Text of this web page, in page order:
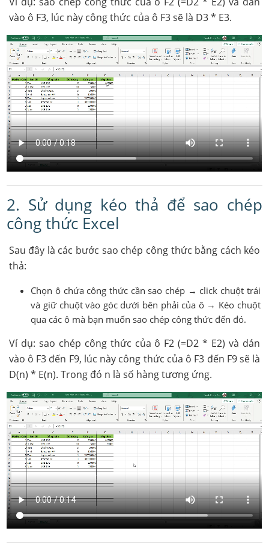
vào ô F3, lúc này công thức của ô F3 sẽ là D3 * E3.
2. Sử dụng kéo thả để sao chép
công thức Excel
Sau đây là các bước sao chép công thức bằng cách kéo
thả:
Chọn ô chứa công thức cần sao chép → click chuột trái
và giữ chuột vào góc dưới bên phải của ô → Kéo chuột
qua các ô mà bạn muốn sao chép công thức đến đó.
Ví dụ: sao chép công thức của ô F2 (=D2 * E2) và dán
vào ô F3 đến F9, lúc này công thức của ô F3 đến F9 sẽ là
D(n) * E(n). Trong đó n là số hàng tương ứng.